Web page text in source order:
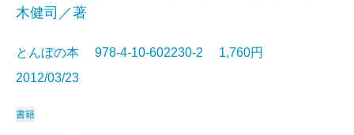
木健司／著
とんぼの本 978-4-10-602230-2 1,760円
2012/03/23
書籍